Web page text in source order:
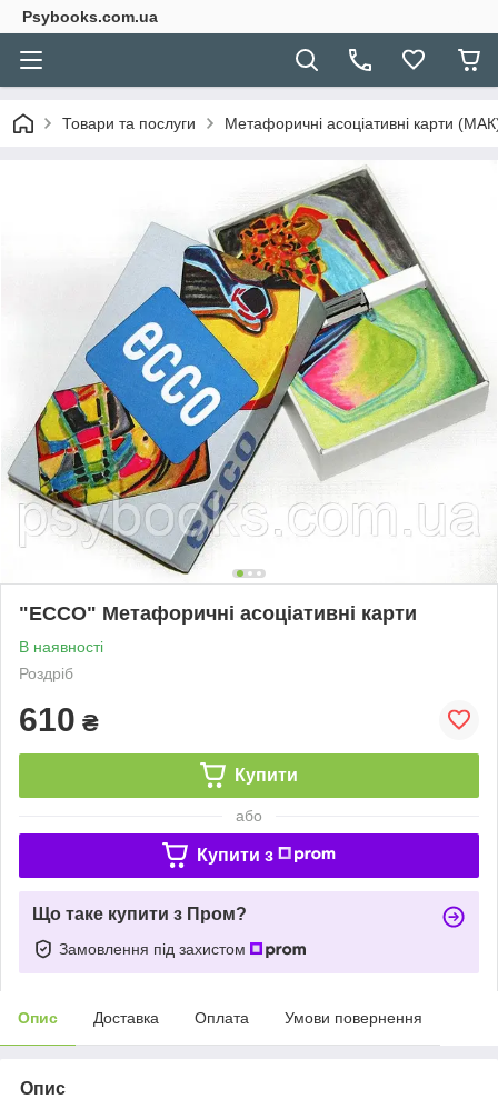
Psybooks.com.ua
Товари та послуги Метафоричні асоціативні карти (МАК)
"ЕССО" Метафоричні асоціативні карти
В наявності
Роздріб
610 ₴
Купити
або
Купити з
Що таке купити з Пром?
Замовлення під захистом
Опис Доставка Оплата Умови повернення
Опис